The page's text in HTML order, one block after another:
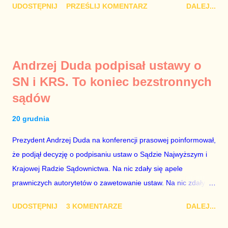
polityków PO na ten temat. Pokazanie kilkunastu przypadków
PiS, a następnie uzyskują stanowiska w spółkach Skarbu
Państwa ze względu na to, że partia PiS obsadziła zarządy
tych spółek i wymienia profesjonalistów na kadry partyjne.
które zawsze może się zdarzyć, a polegającym na tym, że
osoba z kwalifikacjami wpłaca na partię polityczną, a następnie
obejmuje prace w spółce, która jest zarządzana pośrednio
przez ta partię. Przeciwnie. Przedstawienie pierwszej gr...
UDOSTĘPNIJ PRZEŚLIJ KOMENTARZ DALEJ...
Andrzej Duda podpisał ustawy o
SN i KRS. To koniec bezstronnych
sądów
20 grudnia
Prezydent Andrzej Duda na konferencji prasowej poinformował,
że podjął decyzję o podpisaniu ustaw o Sądzie Najwyższym i
Krajowej Radzie Sądownictwa. Na nic zdały się apele
prawniczych autorytetów o zawetowanie ustaw. Na nic zdały
ostatecznie zniszczy niezależność sądów od woli polityków. To
UDOSTĘPNIJ 3 KOMENTARZE DALEJ...